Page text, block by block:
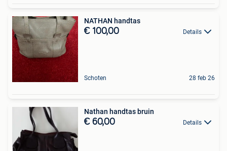
NATHAN handtas
€ 100,00 Details
Schoten 28 feb 26
Nathan handtas bruin
€ 60,00 Details